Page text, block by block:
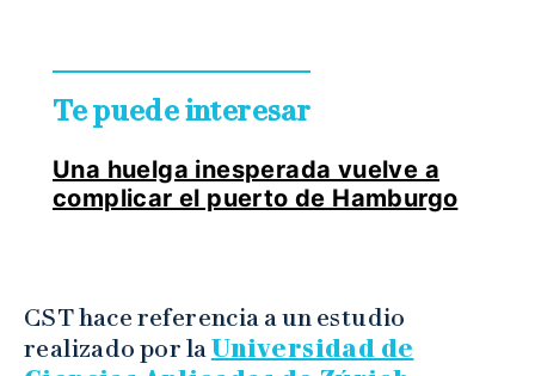
Te puede interesar
Una huelga inesperada vuelve a
complicar el puerto de Hamburgo
CST hace referencia a un estudio
realizado por laUniversidad de